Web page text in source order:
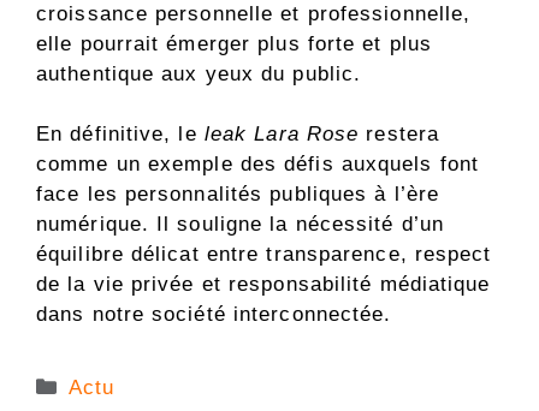
croissance personnelle et professionnelle,
elle pourrait émerger plus forte et plus
authentique aux yeux du public.
En définitive, le leak Lara Rose restera
comme un exemple des défis auxquels font
face les personnalités publiques à l’ère
numérique. Il souligne la nécessité d’un
équilibre délicat entre transparence, respect
de la vie privée et responsabilité médiatique
dans notre société interconnectée.
Catégories
Actu